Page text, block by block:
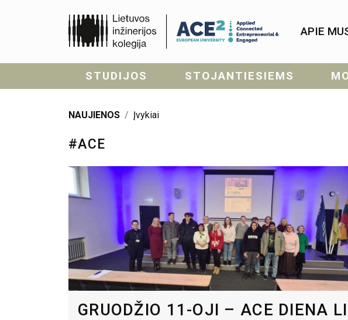
APIE
STUDIJOS STOJANTIESIEMS
NAUJIENOS Įvykiai
#ACE
GRUODŽIO 11-OJI – ACE DIENA